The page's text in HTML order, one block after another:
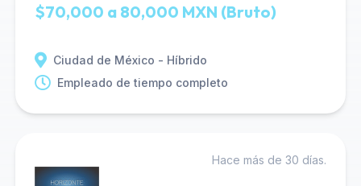
$70,000 a 80,000 MXN (Bruto)
Ciudad de México - Híbrido
Empleado de tiempo completo
Hace más de 30 días.